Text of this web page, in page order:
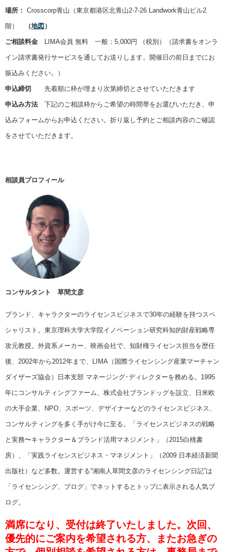
場所： Crosscorp青山（東京都港区北青山2-7-26 Landwork青山ビル2
階） （地図 ）
ご相談料金 LIMA会員 無料 一般：5,000円 （税別）（請求書をオンラ
イン請求書発行サービスを通してお送りします。開催日の前日までにお
振込みください。）
申込締切 先着順に枠が埋まり次第締切とさせていただきます
申込み方法 下記のご相談枠からご希望の時間帯をお選びいただき、申
込みフォームからお申込ください。折り返し予約とご相談内容のご確認
をさせていただきます。
相談員プロフィール
コンサルタント 草間文彦
ブランド、キャラクターのライセンスビジネスで30年の経験を持つスペ
シャリスト。東京理科大学大学院イノベーション研究科知的財産戦略専
攻元教授。外資系メーカー、映画会社で、知財権ライセンス担当を歴任
後、2002年から2012年まで、LIMA（国際ライセンシング産業マーチャン
ダイザーズ協会）日本支部 マネージング･ディレクターを務める。1995
年にコンサルティングファーム、株式会社ブランドッグを設立、日米欧
の大手企業、NPO、スポーツ、デザイナーなどのライセンスビジネス、
コンサルティングを多く手がけ今に至る。「ライセンスビジネスの戦略
と実務〜キャラクター＆ブランド活用マネジメント」（2015白桃書
房）、「実践ライセンスビジネス・マネジメント」（2009 日本経済新聞
出版社）など多数。運営する“湘南人草間文彦のライセンシング日記”は
「ライセンシング、ブログ」でネットするとトップに表示される人気ブ
ログ。
満席になり、受付は終了いたしました。次回、
優先的にご案内を希望される方、またお急ぎの